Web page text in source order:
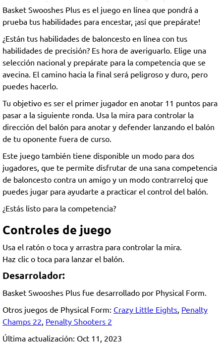
jugadores
Basket Swooshes Plus es el juego en línea que pondrá a
prueba tus habilidades para encestar, ¡así que prepárate!
¿Están tus habilidades de baloncesto en línea con tus
habilidades de precisión? Es hora de averiguarlo. Elige una
selección nacional y prepárate para la competencia que se
avecina. El camino hacia la final será peligroso y duro, pero
puedes hacerlo.
Tu objetivo es ser el primer jugador en anotar 11 puntos para
pasar a la siguiente ronda. Usa la mira para controlar la
dirección del balón para anotar y defender lanzando el balón
de tu oponente fuera de curso.
Este juego también tiene disponible un modo para dos
jugadores, que te permite disfrutar de una sana competencia
de baloncesto contra un amigo y un modo contrarreloj que
puedes jugar para ayudarte a practicar el control del balón.
¿Estás listo para la competencia?
Controles de juego
Usa el ratón o toca y arrastra para controlar la mira.
Haz clic o toca para lanzar el balón.
Desarrolador:
Basket Swooshes Plus fue desarrollado por Physical Form.
Otros juegos de Physical Form: Crazy Little Eights, Penalty
Champs 22, Penalty Shooters 2
Última actualización: Oct 11, 2023